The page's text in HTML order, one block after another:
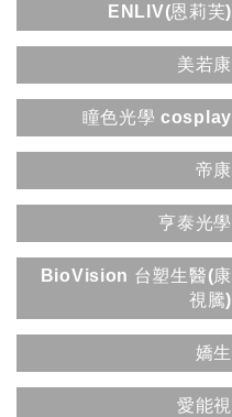
ENLIV(恩莉芙)
美若康
瞳色光學 cosplay
帝康
亨泰光學
BioVision 台塑生醫(康
視騰)
嬌生
愛能視